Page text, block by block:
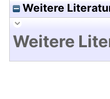
Weitere
Weitere